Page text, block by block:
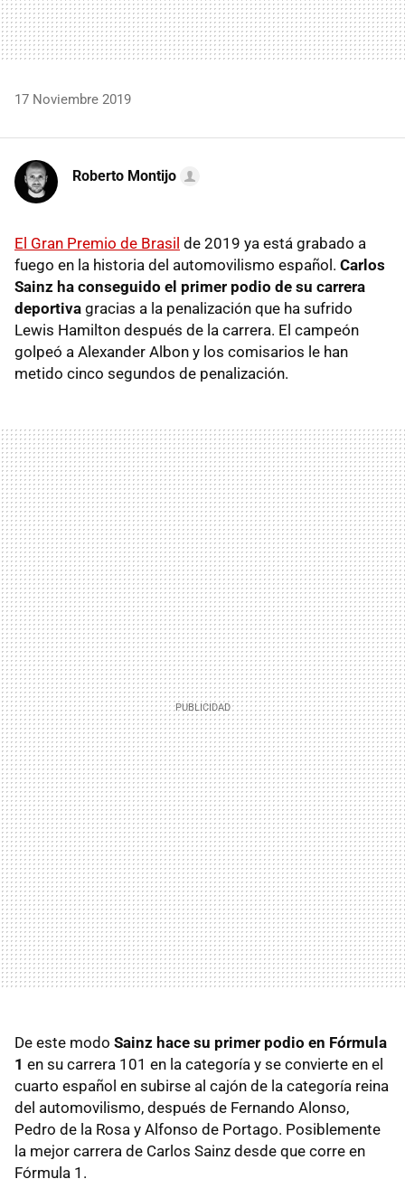
17 Noviembre 2019
Roberto Montijo
El Gran Premio de Brasil de 2019 ya está grabado a
fuego en la historia del automovilismo español. Carlos
Sainz ha conseguido el primer podio de su carrera
deportiva gracias a la penalización que ha sufrido
Lewis Hamilton después de la carrera. El campeón
golpeó a Alexander Albon y los comisarios le han
metido cinco segundos de penalización.
De este modo Sainz hace su primer podio en Fórmula
1 en su carrera 101 en la categoría y se convierte en el
cuarto español en subirse al cajón de la categoría reina
del automovilismo, después de Fernando Alonso,
Pedro de la Rosa y Alfonso de Portago. Posiblemente
la mejor carrera de Carlos Sainz desde que corre en
Fórmula 1.